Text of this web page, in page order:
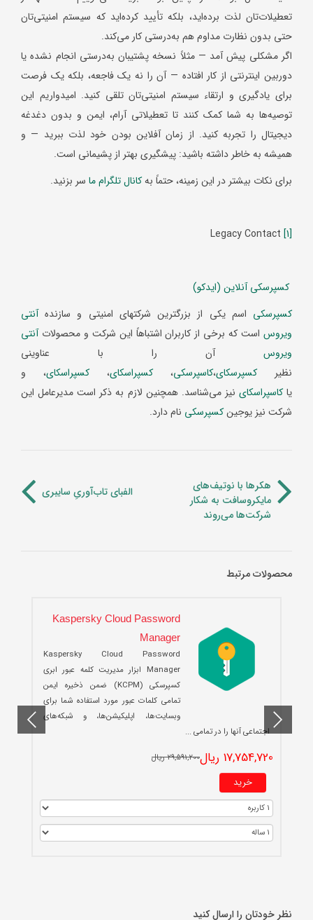
تعطیلات‌تان لذت برده‌اید، بلکه تأیید کرده‌اید که سیستم امنیتی‌تان
حتی بدون نظارت مداوم هم به‌درستی کار می‌کند.
اگر مشکلی پیش آمد — مثلاً نسخه پشتیبان به‌درستی انجام نشده یا
دوربین اینترنتی از کار افتاده — آن را نه یک فاجعه، بلکه یک فرصت
برای یادگیری و ارتقاء سیستم امنیتی‌تان تلقی کنید. امیدواریم این
توصیه‌ها به شما کمک کنند تا تعطیلاتی آرام، ایمن و بدون دغدغه
دیجیتال را تجربه کنید. از زمان آفلاین بودن خود لذت ببرید — و
همیشه به خاطر داشته باشید: پیشگیری بهتر از پشیمانی است.
برای نکات بیشتر در این زمینه، حتماً بهکانال تلگرام ما سر بزنید.
[1]
کسپرسکی آنلاین (ایدکو)
کسپرسکی اسم یکی از بزرگترین شرکتهای امنیتی و سازندهآنتی
ویروس است که برخی از کاربران اشتباهاً این شرکت و محصولاتآنتی
ویروسآن را با عناوینی
نظیر کسپرسکای،کاسپرسکی، کسپراسکای، کسپراسکای، و
یاکاسپراسکای نیز می‌شناسد. همچنین لازم به ذکر است مدیرعامل این
شرکت نیز یوجینکسپرسکی نام دارد.
الفبای تاب‌آوریِ سایبری
هکرها با نوتیف‌های
مایکروسافت به شکار
شرکت‌ها می‌روند
محصولات مرتبط
Kaspersky Cloud Password
Manager
Kaspersky Cloud Password
Manager ابزار مدیریت کلمه عبور ابری
کسپرسکی (KCPM) ضمن ذخیره ایمن
تمامی کلمات عبور مورد استفاده شما برای
وبسایت‌ها، اپلیکیشن‌ها، و شبکه‌های
اجتماعی آنها را در تمامی ...
17,754,720 ریال 29,591,200 ریال
خرید
نظر خودتان را ارسال کنید